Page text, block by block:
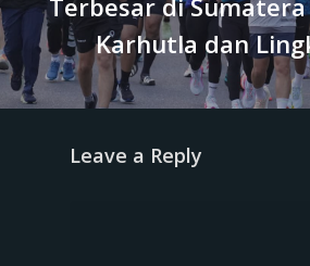
Karhutla dan
Leave a Reply